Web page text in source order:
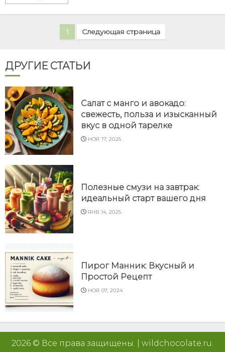
1 Следующая страница
ДРУГИЕ СТАТЬИ
Салат с манго и авокадо:
свежесть, польза и изысканный
вкус в одной тарелке
НОЯ 17, 2025
Полезные смузи на завтрак:
идеальный старт вашего дня
ЯНВ 14, 2025
Пирог Манник: Вкусный и
Простой Рецепт
НОЯ 07, 2024
2026 © Все права защищены. wildchocolate.ru.